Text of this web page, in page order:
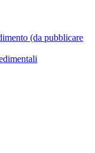
(da pubblicare